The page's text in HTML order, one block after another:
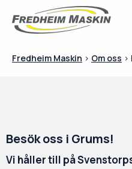
Fredheim Maskin > Om oss >
Besök oss i Grums!
Vi håller till på